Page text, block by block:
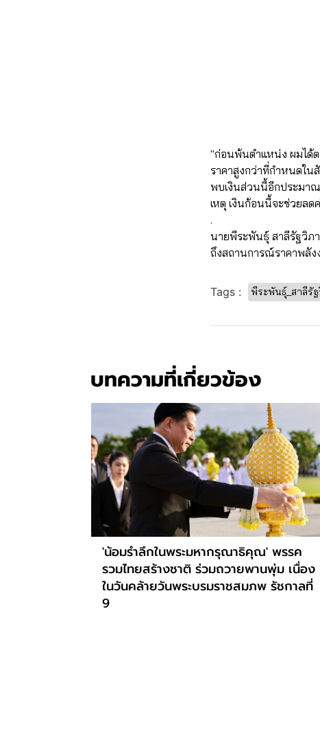
"ก่อนพ้นตำแหน่ง ผมได้ต
ราคาสูงกว่าที่กำหนดใน
พบเงินส่วนนี้อีกประมาณ
เหตุ เงินก้อนนี้จะช่วยลด
.
นายพีระพันธุ์ สาลีรัฐวิภ
ถึงสถานการณ์ราคาพลั
Tags : พีระพันธุ์_สาลีรั
บทความที่เกี่ยวข้อง
'น้อมรำลึกในพระมหากรุณาธิคุณ' พรรค
รวมไทยสร้างชาติ ร่วมถวายพานพุ่ม เนื่อง
ในวันคล้ายวันพระบรมราชสมภพ รัชกาลที่
9